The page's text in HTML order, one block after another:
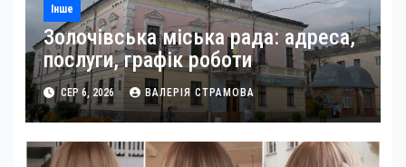
Інше
Золочівська міська рада: адреса,
послуги, графік роботи
СЕР 6, 2026 ВАЛЕРІЯ СТРАМОВА